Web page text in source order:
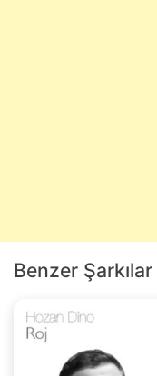
Benzer Şarkılar